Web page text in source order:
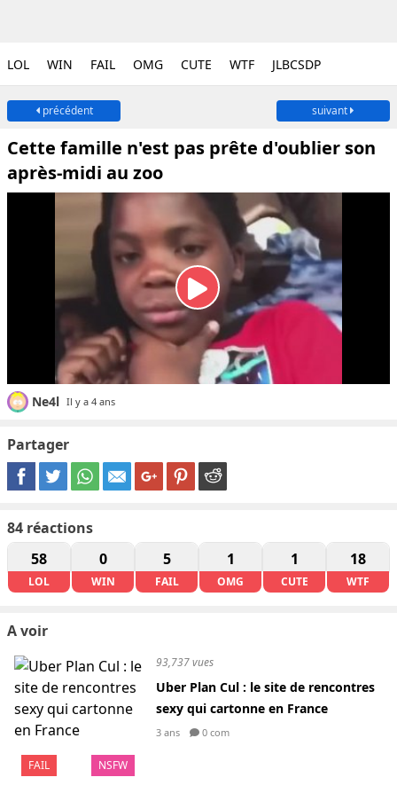
LOL WIN FAIL OMG CUTE WTF JLBCSDP
précédent suivant
Cette famille n'est pas prête d'oublier son
après-midi au zoo
Ne4l Il y a 4 ans
Partager
84 réactions
58
LOL
0
WIN
5
FAIL
1
OMG
1
CUTE
18
WTF
A voir
FAIL NSFW
93,737 vues
Uber Plan Cul : le site de rencontres
sexy qui cartonne en France
3 ans 0 com